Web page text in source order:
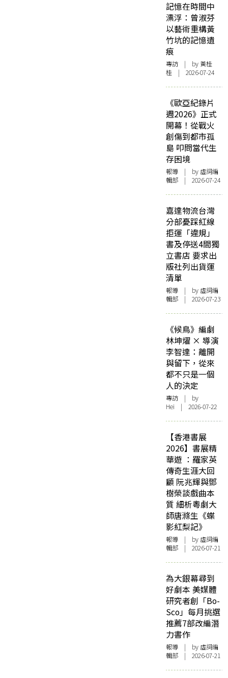
記憶在時間中
漂浮：曾淑芬
以藝術重構黃
竹坑的記憶遺
痕
專訪 | by 黃桂
桂 | 2026-07-24
《歐亞紀錄片
週2026》正式
開幕！從戰火
創傷到都市孤
島 叩問當代生
存困境
報導 | by 虛詞編
輯部 | 2026-07-24
嘉達物流台灣
分部憂踩紅線
拒運「違規」
書及停送4間獨
立書店 要求出
版社列出貨運
清單
報導 | by 虛詞編
輯部 | 2026-07-23
《候鳥》編劇
林坤燿 × 導演
李智達：離開
與留下，從來
都不只是一個
人的決定
專訪 | by
Hei | 2026-07-22
【香港書展
2026】書展精
華遊 ：羅家英
傳奇生涯大回
顧 阮兆輝與鄧
樹榮談戲曲本
質 細析粵劇大
師唐滌生《蝶
影紅梨記》
報導 | by 虛詞編
輯部 | 2026-07-21
為大銀幕尋到
好劇本 美媒體
研究者創「Bo-
Sco」每月挑選
推薦7部改編潛
力書作
報導 | by 虛詞編
輯部 | 2026-07-21